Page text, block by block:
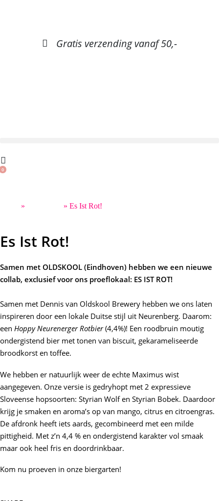
Gratis verzending vanaf 50,-
0
» » Es Ist Rot!
Es Ist Rot!
Samen met OLDSKOOL (Eindhoven) hebben we een nieuwe
collab, exclusief voor ons proeflokaal: ES IST ROT!
Samen met Dennis van Oldskool Brewery hebben we ons laten
inspireren door een lokale Duitse stijl uit Neurenberg. Daarom:
een Hoppy Neurenerger Rotbier(4,4%)! Een roodbruin moutig
ondergistend bier met tonen van biscuit, gekarameliseerde
broodkorst en toffee.
We hebben er natuurlijk weer de echte Maximus wist
aangegeven. Onze versie is gedryhopt met 2 expressieve
Sloveense hopsoorten: Styrian Wolf en Styrian Bobek. Daardoor
krijg je smaken en aroma’s op van mango, citrus en citroengras.
De afdronk heeft iets aards, gecombineerd met een milde
pittigheid. Met z’n 4,4 % en ondergistend karakter vol smaak
maar ook heel fris en doordrinkbaar.
Kom nu proeven in onze biergarten!